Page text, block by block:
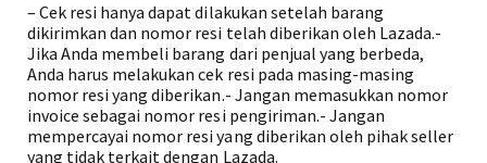
– Cek resi hanya dapat dilakukan setelah barang
dikirimkan dan nomor resi telah diberikan oleh Lazada.-
Jika Anda membeli barang dari penjual yang berbeda,
Anda harus melakukan cek resi pada masing-masing
nomor resi yang diberikan.- Jangan memasukkan nomor
invoice sebagai nomor resi pengiriman.- Jangan
mempercayai nomor resi yang diberikan oleh pihak seller
yang tidak terkait dengan Lazada.